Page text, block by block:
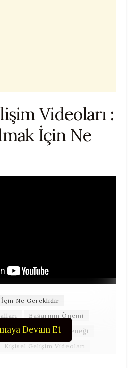
Videoları :
İçin Ne
Devam Et
İçin Ne Gereklidir
Başarının Önemi
İlişki Yürütme Yeteneği
Kişisel Gelişim Videoları